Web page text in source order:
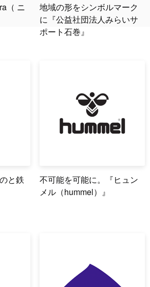
（ ニ
地域の形をシンボルマーク
に『公益社団法人みらいサ
ポート石巻』
と鉄
不可能を可能に。『ヒュン
メル（hummel）』